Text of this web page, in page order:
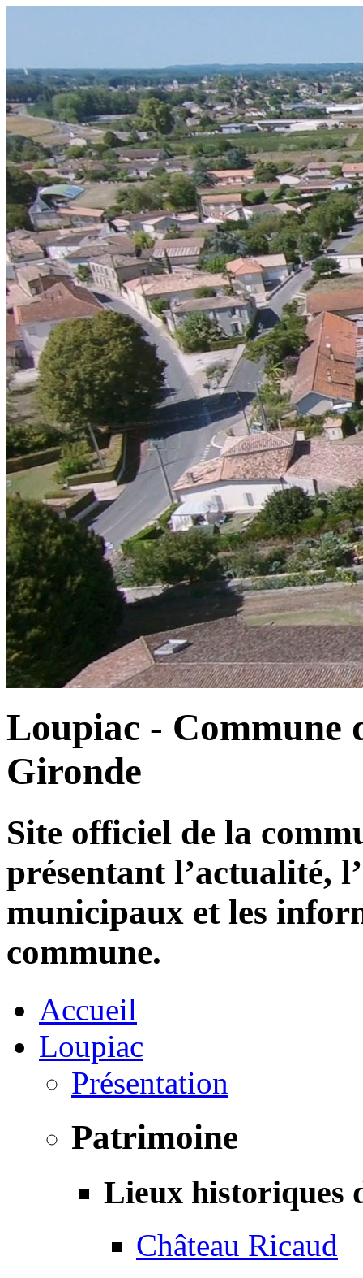
Loupiac - Commune
Gironde
Site officiel de la
présentant l’actualité,
municipaux et les
commune.
Accueil
Loupiac
Présentation
Patrimoine
Lieux historiques
Château Ricaud